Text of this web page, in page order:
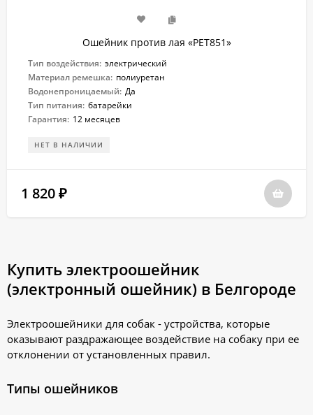
Ошейник против лая «PET851»
Тип воздействия: электрический
Материал ремешка: полиуретан
Водонепроницаемый: Да
Тип питания: батарейки
Гарантия: 12 месяцев
НЕТ В НАЛИЧИИ
1 820 ₽
Купить электроошейник
(электронный ошейник) в Белгороде
Электроошейники для собак - устройства, которые
оказывают раздражающее воздействие на собаку при ее
отклонении от установленных правил.
Типы ошейников